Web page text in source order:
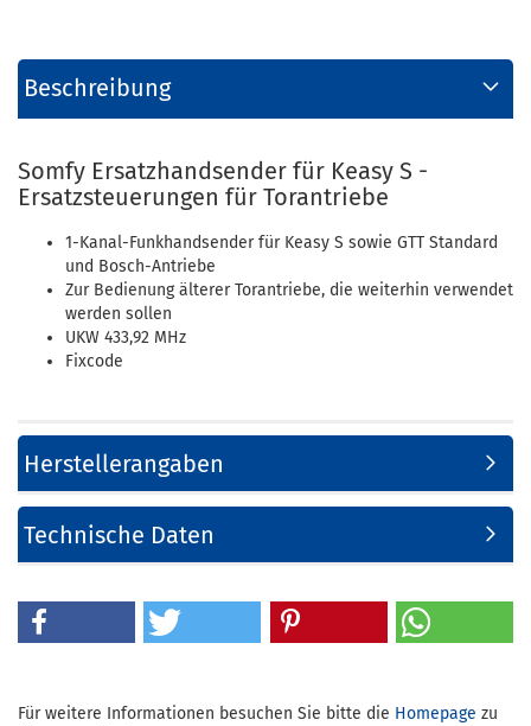
Beschreibung
Somfy Ersatzhandsender für Keasy S -
Ersatzsteuerungen für Torantriebe
1-Kanal-Funkhandsender für Keasy S sowie GTT Standard
und Bosch-Antriebe
Zur Bedienung älterer Torantriebe, die weiterhin verwendet
werden sollen
UKW 433,92 MHz
Fixcode
Herstellerangaben
Technische Daten
Für weitere Informationen besuchen Sie bitte die Homepage zu